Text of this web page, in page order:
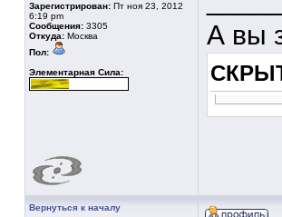
Зарегистрирован: Пт ноя 23, 2012
6:19 pm
Сообщения: 3305
Откуда: Москва
Пол:
Элементарная Сила:
А вы
Вернуться к началу